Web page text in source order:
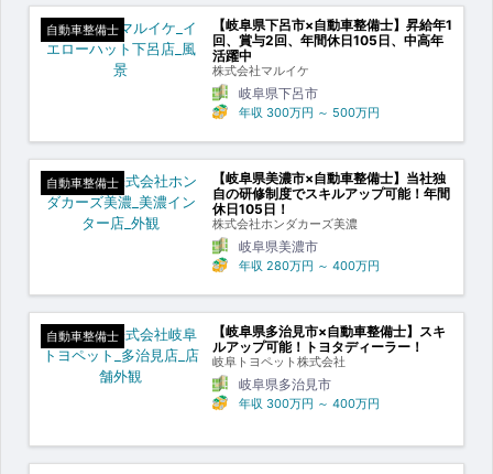
自動車整備士
【岐阜県下呂市×自動車整備士】昇給年1
回、賞与2回、年間休日105日、中高年
活躍中
株式会社マルイケ
岐阜県下呂市
年収 300万円 ～ 500万円
自動車整備士
【岐阜県美濃市×自動車整備士】当社独
自の研修制度でスキルアップ可能！年間
休日105日！
株式会社ホンダカーズ美濃
岐阜県美濃市
年収 280万円 ～ 400万円
自動車整備士
【岐阜県多治見市×自動車整備士】スキ
ルアップ可能！トヨタディーラー！
岐阜トヨペット株式会社
岐阜県多治見市
年収 300万円 ～ 400万円